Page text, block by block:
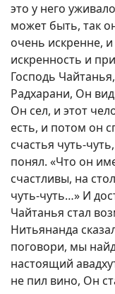
это у него
может быть, так
очень искренне,
искренность и
Господь
Радхарани, Он
Он сел, и этот
есть, и потом он
счастья чуть-
понял. «Что он
счастливы, на
чуть-чуть…» И
Чайтанья стал
Нитьянанда
поговори, мы
настоящий
не пил вино, Он